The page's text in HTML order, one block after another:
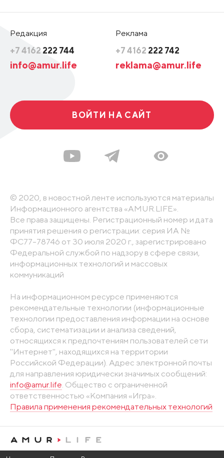
Редакция
+7 4162 222 744
info@amur.life
Реклама
+7 4162 222 742
reklama@amur.life
ВОЙТИ НА САЙТ
© 2020, в новостной ленте используются материалы
Информационного агентства «AMUR.LIFE».
Все права защищены. Регистрационный номер и дата
принятия решения о регистрации: серия ИА №
ФС77-78746 от 30 июля 2020 г., зарегистрировано
Федеральной службой по надзору в сфере связи,
информационных технологий и массовых
коммуникаций
На информационном ресурсе применяются
рекомендательные технологии (информационные
технологии предоставления информации на основе
сбора, систематизации и анализа сведений,
относящихся к предпочтениям пользователей сети
"Интернет", находящихся на территории
Российской Федерации). Адрес электронной почты
для направления юридически значимых сообщений:
info@amur.life. Общество с ограниченной
ответственностью «Компания «Игра».
Правила применения рекомендательных технологий